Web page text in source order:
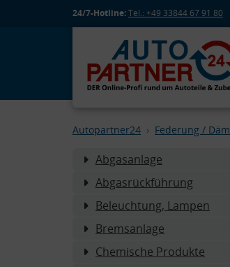
24/7-Hotline:Tel.: +49 33844 67 91 80
Autopartner24 Federung /
Abgasanlage
Abgasrückführung
Beleuchtung, Lampen
Bremsanlage
Chemische Produkte